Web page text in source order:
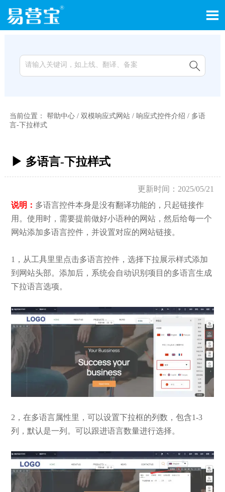


当前位置： 帮助中心/ 双模响应式网站/ 响应式控件介绍 / 多语
言-下拉样式
▶ 多语言-下拉样式
更新时间：2025/05/21
说明： 多语言控件本身是没有翻译功能的，只起链接作
用。使用时，需要提前做好小语种的网站，然后给每一个
网站添加多语言控件，并设置对应的网站链接。
1，从工具里里点击多语言控件，选择下拉展示样式添加
到网站头部。添加后，系统会自动识别项目的多语言生成
下拉语言选项。
2，在多语言属性里，可以设置下拉框的列数，包含1-3
列，默认是一列。可以跟进语言数量进行选择。